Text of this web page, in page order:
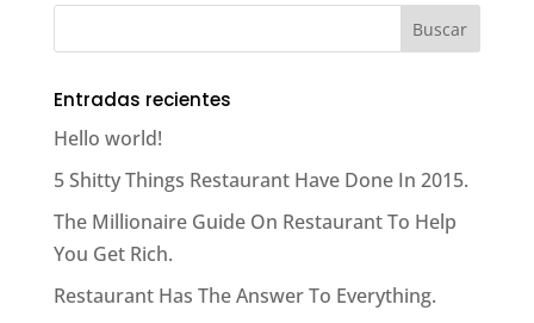
Entradas recientes
Hello world!
5 Shitty Things Restaurant Have Done In 2015.
The Millionaire Guide On Restaurant To Help
You Get Rich.
Restaurant Has The Answer To Everything.